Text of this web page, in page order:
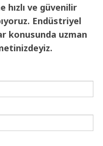
hızlı ve güvenilir
Endüstriyel
konusunda uzman